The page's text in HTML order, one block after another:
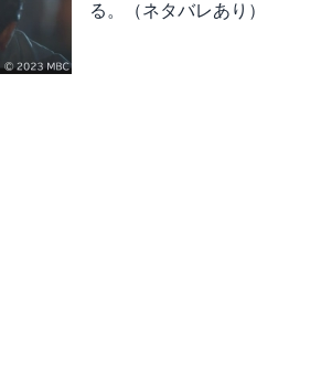
る。（ネタバレあり）